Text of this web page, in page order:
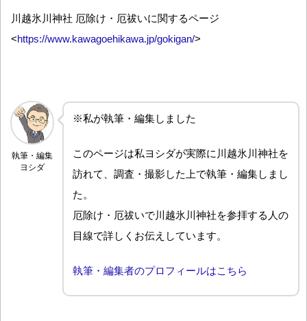
川越氷川神社 厄除け・厄祓いに関するページ
<https://www.kawagoehikawa.jp/gokigan/>
執筆・編集
ヨシダ
※私が執筆・編集しました
このページは私ヨシダが実際に川越氷川神社を
訪れて、調査・撮影した上で執筆・編集しまし
た。
厄除け・厄祓いで川越氷川神社を参拝する人の
目線で詳しくお伝えしています。
執筆・編集者のプロフィールはこちら